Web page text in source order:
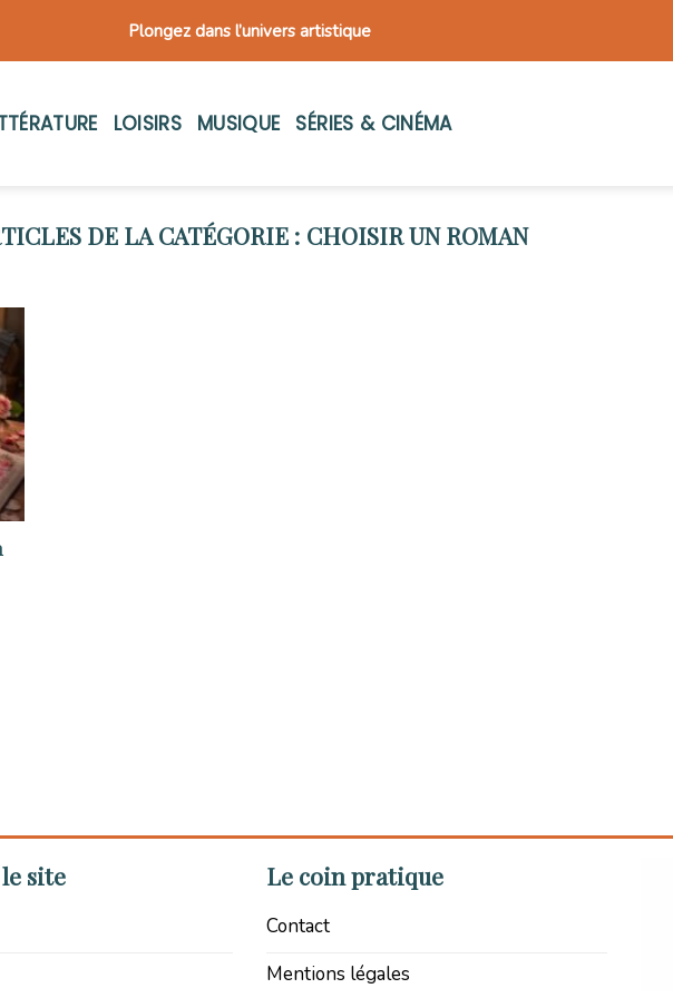
Plongez dans l’univers artistique
LOISIRS MUSIQUE SÉRIES & CINÉMA
CHOISIR UN ROMAN
site Le coin pratique
Contact
Mentions légales